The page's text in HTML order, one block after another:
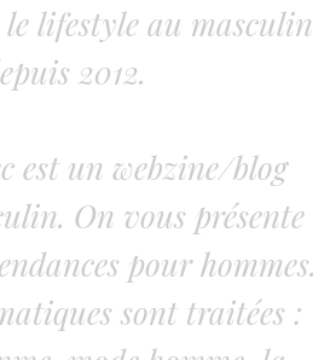
le lifestyle au masculin
2012.
est un webzine/blog
On vous présente
pour hommes.
sont traitées :